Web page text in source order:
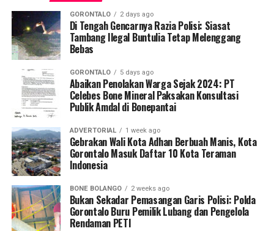
GORONTALO 2 days ago
Di Tengah Gencarnya Razia Polisi: Siasat
Tambang Ilegal Buntulia Tetap Melenggang
Bebas
GORONTALO 5 days ago
Abaikan Penolakan Warga Sejak 2024: PT
Celebes Bone Mineral Paksakan Konsultasi
Publik Amdal di Bonepantai
ADVERTORIAL 1 week ago
Gebrakan Wali Kota Adhan Berbuah Manis, Kota
Gorontalo Masuk Daftar 10 Kota Teraman
Indonesia
BONE BOLANGO 2 weeks ago
Bukan Sekadar Pemasangan Garis Polisi: Polda
Gorontalo Buru Pemilik Lubang dan Pengelola
Rendaman PETI